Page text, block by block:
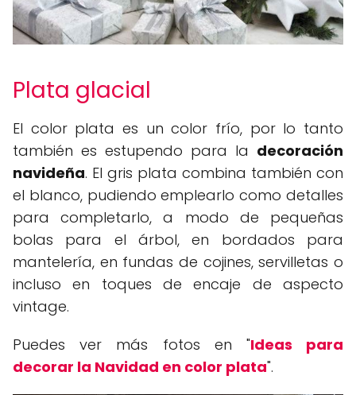
Plata glacial
El color plata es un color frío, por lo tanto
también es estupendo para la decoración
navideña. El gris plata combina también con
el blanco, pudiendo emplearlo como detalles
para completarlo, a modo de pequeñas
bolas para el árbol, en bordados para
mantelería, en fundas de cojines, servilletas o
incluso en toques de encaje de aspecto
vintage.
Puedes ver más fotos en "Ideas para
decorar la Navidad en color plata".